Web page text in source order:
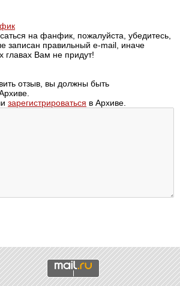
на фанфик, пожалуйста, убедитесь,
записан правильный e-mail, иначе
главах Вам не придут!
отзыв, вы должны быть
зарегистрироваться в Архиве.